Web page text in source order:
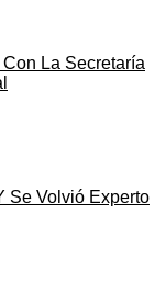
La Secretaría
Se Volvió Experto